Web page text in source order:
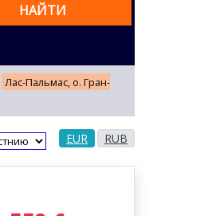
НАЙТИ
Лас-Пальмас, о. Гран-
EUR RUB